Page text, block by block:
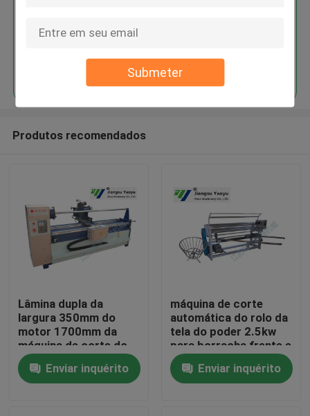
Submeter
Casa
Produtos
Continue
Produtos recomendados
Lâmina dupla da
largura 350mm do
motor 1700mm da
máquina de corte do
cortador do rolo da
tela da eficiência
elevada
Enviar inquérito
máquina de corte
automática do rolo da
tela do poder 2.5kw
para borracha frente e
verso
Enviar inquérito